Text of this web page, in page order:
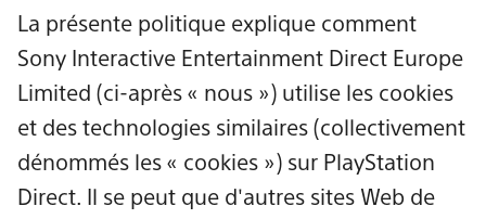
La présente politique explique comment
Sony Interactive Entertainment Direct Europe
Limited (ci-après « nous ») utilise les cookies
et des technologies similaires (collectivement
dénommés les « cookies ») sur PlayStation
Direct. Il se peut que d'autres sites Web de